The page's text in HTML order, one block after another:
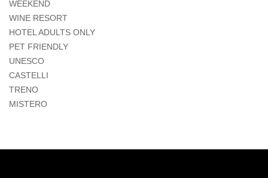
WEEKEND
WINE RESORT
HOTEL ADULTS ONLY
PET FRIENDLY
UNESCO
CASTELLI
TRENO
MISTERO